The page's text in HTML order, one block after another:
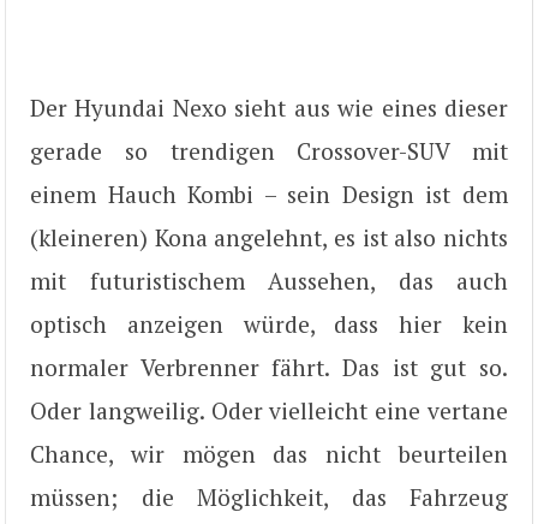
Der Hyundai Nexo sieht aus wie eines dieser
gerade so trendigen Crossover-SUV mit
einem Hauch Kombi – sein Design ist dem
(kleineren) Kona angelehnt, es ist also nichts
mit futuristischem Aussehen, das auch
optisch anzeigen würde, dass hier kein
normaler Verbrenner fährt. Das ist gut so.
Oder langweilig. Oder vielleicht eine vertane
Chance, wir mögen das nicht beurteilen
müssen; die Möglichkeit, das Fahrzeug